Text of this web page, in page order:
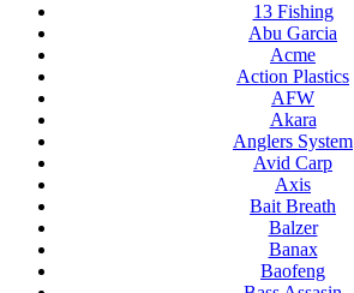
13 Fishing
Abu Garcia
Acme
Action Plastics
AFW
Akara
Anglers System
Avid Carp
Axis
Bait Breath
Balzer
Banax
Baofeng